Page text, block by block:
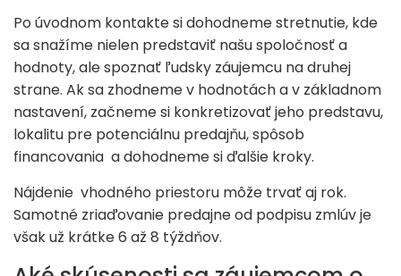
Po úvodnom kontakte si dohodneme stretnutie, kde
sa snažíme nielen predstaviť našu spoločnosť a
hodnoty, ale spoznať ľudsky záujemcu na druhej
strane. Ak sa zhodneme v hodnotách a v základnom
nastavení, začneme si konkretizovať jeho predstavu,
lokalitu pre potenciálnu predajňu, spôsob
financovania a dohodneme si ďalšie kroky.
Nájdenie vhodného priestoru môže trvať aj rok.
Samotné zriaďovanie predajne od podpisu zmlúv je
však už krátke 6 až 8 týždňov.